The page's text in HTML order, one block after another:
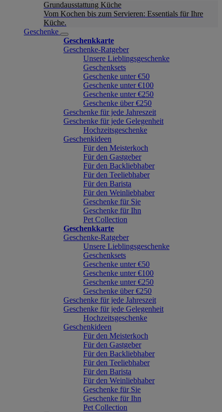
Grundausstattung Küche
Vom Kochen bis zum Servieren: Essentials für Ihre
Küche.
Geschenke
Geschenkkarte
Geschenke-Ratgeber
Unsere Lieblingsgeschenke
Geschenksets
Geschenke unter €50
Geschenke unter €100
Geschenke unter €250
Geschenke über €250
Geschenke für jede Jahreszeit
Geschenke für jede Gelegenheit
Hochzeitsgeschenke
Geschenkideen
Für den Meisterkoch
Für den Gastgeber
Für den Backliebhaber
Für den Teeliebhaber
Für den Barista
Für den Weinliebhaber
Geschenke für Sie
Geschenke für Ihn
Pet Collection
Geschenkkarte
Geschenke-Ratgeber
Unsere Lieblingsgeschenke
Geschenksets
Geschenke unter €50
Geschenke unter €100
Geschenke unter €250
Geschenke über €250
Geschenke für jede Jahreszeit
Geschenke für jede Gelegenheit
Hochzeitsgeschenke
Geschenkideen
Für den Meisterkoch
Für den Gastgeber
Für den Backliebhaber
Für den Teeliebhaber
Für den Barista
Für den Weinliebhaber
Geschenke für Sie
Geschenke für Ihn
Pet Collection